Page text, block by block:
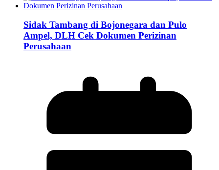
Sidak Tambang di Bojonegara dan Pulo
Ampel, DLH Cek Dokumen Perizinan
Perusahaan